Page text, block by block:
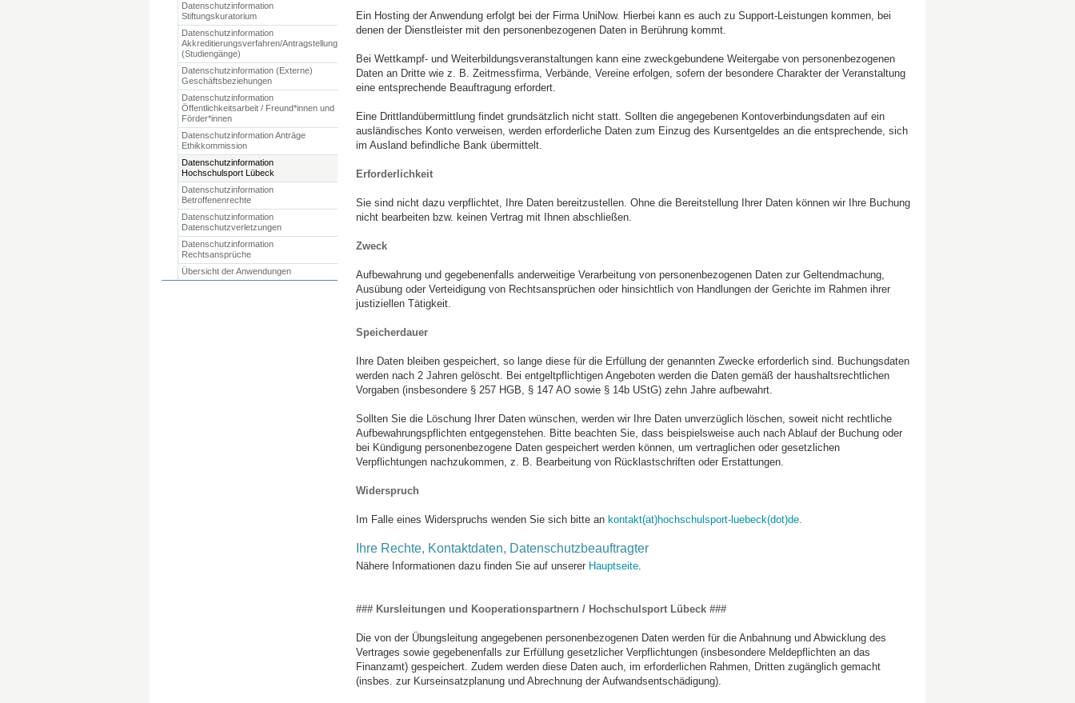
Datenschutzinformation
Stiftungskuratorium
Datenschutzinformation
Akkreditierungsverfahren/Antragstellung
(Studiengänge)
Datenschutzinformation (Externe)
Geschäftsbeziehungen
Datenschutzinformation
Öffentlichkeitsarbeit / Freund*innen und
Förder*innen
Datenschutzinformation Anträge
Ethikkommission
Datenschutzinformation
Hochschulsport Lübeck
Datenschutzinformation
Betroffenenrechte
Datenschutzinformation
Datenschutzverletzungen
Datenschutzinformation
Rechtsansprüche
Übersicht der Anwendungen
Ein Hosting der Anwendung erfolgt bei der Firma UniNow. Hierbei kann es auch zu Support-Leistungen kommen, bei
denen der Dienstleister mit den personenbezogenen Daten in Berührung kommt.
Bei Wettkampf- und Weiterbildungsveranstaltungen kann eine zweckgebundene Weitergabe von personenbezogenen
Daten an Dritte wie z. B. Zeitmessfirma, Verbände, Vereine erfolgen, sofern der besondere Charakter der Veranstaltung
eine entsprechende Beauftragung erfordert.
Eine Drittlandübermittlung findet grundsätzlich nicht statt. Sollten die angegebenen Kontoverbindungsdaten auf ein
ausländisches Konto verweisen, werden erforderliche Daten zum Einzug des Kursentgeldes an die entsprechende, sich
im Ausland befindliche Bank übermittelt.
Erforderlichkeit
Sie sind nicht dazu verpflichtet, Ihre Daten bereitzustellen. Ohne die Bereitstellung Ihrer Daten können wir Ihre Buchung
nicht bearbeiten bzw. keinen Vertrag mit Ihnen abschließen.
Zweck
Aufbewahrung und gegebenenfalls anderweitige Verarbeitung von personenbezogenen Daten zur Geltendmachung,
Ausübung oder Verteidigung von Rechtsansprüchen oder hinsichtlich von Handlungen der Gerichte im Rahmen ihrer
justiziellen Tätigkeit.
Speicherdauer
Ihre Daten bleiben gespeichert, so lange diese für die Erfüllung der genannten Zwecke erforderlich sind. Buchungsdaten
werden nach 2 Jahren gelöscht. Bei entgeltpflichtigen Angeboten werden die Daten gemäß der haushaltsrechtlichen
Vorgaben (insbesondere § 257 HGB, § 147 AO sowie § 14b UStG) zehn Jahre aufbewahrt.
Sollten Sie die Löschung Ihrer Daten wünschen, werden wir Ihre Daten unverzüglich löschen, soweit nicht rechtliche
Aufbewahrungspflichten entgegenstehen. Bitte beachten Sie, dass beispielsweise auch nach Ablauf der Buchung oder
bei Kündigung personenbezogene Daten gespeichert werden können, um vertraglichen oder gesetzlichen
Verpflichtungen nachzukommen, z. B. Bearbeitung von Rücklastschriften oder Erstattungen.
Widerspruch
Im Falle eines Widerspruchs wenden Sie sich bitte an kontakt(at)hochschulsport-luebeck(dot)de.
Ihre Rechte, Kontaktdaten, Datenschutzbeauftragter
Nähere Informationen dazu finden Sie auf unserer Hauptseite.
### Kursleitungen und Kooperationspartnern / Hochschulsport Lübeck ###
Die von der Übungsleitung angegebenen personenbezogenen Daten werden für die Anbahnung und Abwicklung des
Vertrages sowie gegebenenfalls zur Erfüllung gesetzlicher Verpflichtungen (insbesondere Meldepflichten an das
Finanzamt) gespeichert. Zudem werden diese Daten auch, im erforderlichen Rahmen, Dritten zugänglich gemacht
(insbes. zur Kurseinsatzplanung und Abrechnung der Aufwandsentschädigung).